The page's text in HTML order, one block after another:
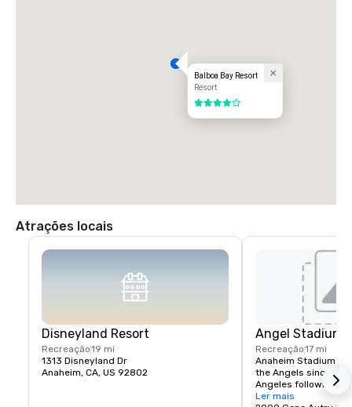
Balboa Bay Resort
Resort
4 de 5
Atrações locais
Disneyland Resort
Recreação19 mi
1313 Disneyland Dr
Anaheim, CA, US 92802
Angel Stadium
Recreação17 mi
Anaheim Stadium
the Angels since
Angeles following
stadium opened
Ler mais